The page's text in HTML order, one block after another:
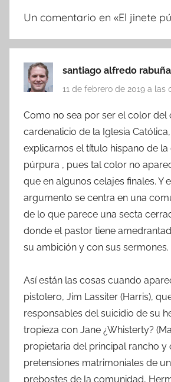
Un comentario en «El jinete
santiago alfredo
11 de febrero de 2019 a las
Como no sea por ser el color del
cardenalicio de la Iglesia
explicarnos el título hispano de la
púrpura , pues tal color no
que en algunos celajes finales. Y
argumento se centra en una
de lo que parece una secta
donde el pastor tiene
su ambición y con sus sermones.
Así están las cosas cuando
pistolero, Jim Lassiter (Harris),
responsables del suicidio de su
tropieza con Jane ¿Whisterty?
propietaria del principal rancho y
pretensiones matrimoniales de
prebostes de la comunidad,